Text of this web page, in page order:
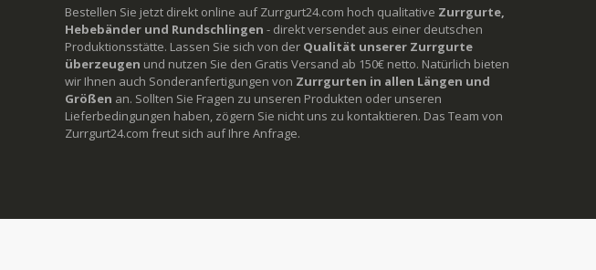
Bestellen Sie jetzt direkt online auf Zurrgurt24.com hoch qualitative Zurrgurte,
Hebebänder und Rundschlingen - direkt versendet aus einer deutschen
Produktionsstätte. Lassen Sie sich von der Qualität unserer Zurrgurte
überzeugen und nutzen Sie den Gratis Versand ab 150€ netto. Natürlich bieten
wir Ihnen auch Sonderanfertigungen von Zurrgurten in allen Längen und
Größen an. Sollten Sie Fragen zu unseren Produkten oder unseren
Lieferbedingungen haben, zögern Sie nicht uns zu kontaktieren. Das Team von
Zurrgurt24.com freut sich auf Ihre Anfrage.